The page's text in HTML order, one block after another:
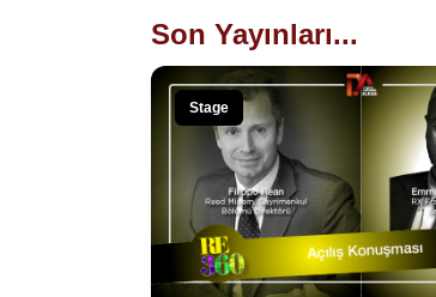
Son Yayınları...
Stage